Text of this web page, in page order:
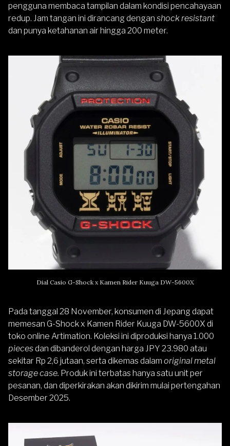
pengguna membaca tampilan dalam kondisi pencahayaan
redup. Jam tangan ini dirancang dengan shock resistant
dan punya ketahanan air hingga 200 meter.
Dial Casio G-Shock x Kamen Rider Kuuga DW-5600X
Pada tanggal 28 November, konsumen di Jepang dapat
memesan G-Shock x Kamen Rider Kuuga DW-5600X di
toko online Artimation. Koleksi ini diproduksi hanya 1.000
piecesdan dibanderol dengan harga JPY 23.980 atau
sekitar Rp 2,6 jutaan, serta dikemas dalam original metal
storage case. Produk ini terbatas hanya satu unit per
pesanan, dan diperkirakan akan dikirim mulai pertengahan
Desember 2025.